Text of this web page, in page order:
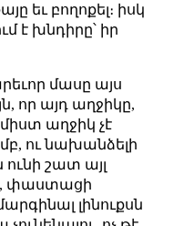
եւ բողոքել։ իսկ
է խնդիրը՝ իր
մասը այս
որ այդ աղջիկը,
աղջիկ չէ
ու նախանձելի
շատ այլ
փաստացի
լինուքսն